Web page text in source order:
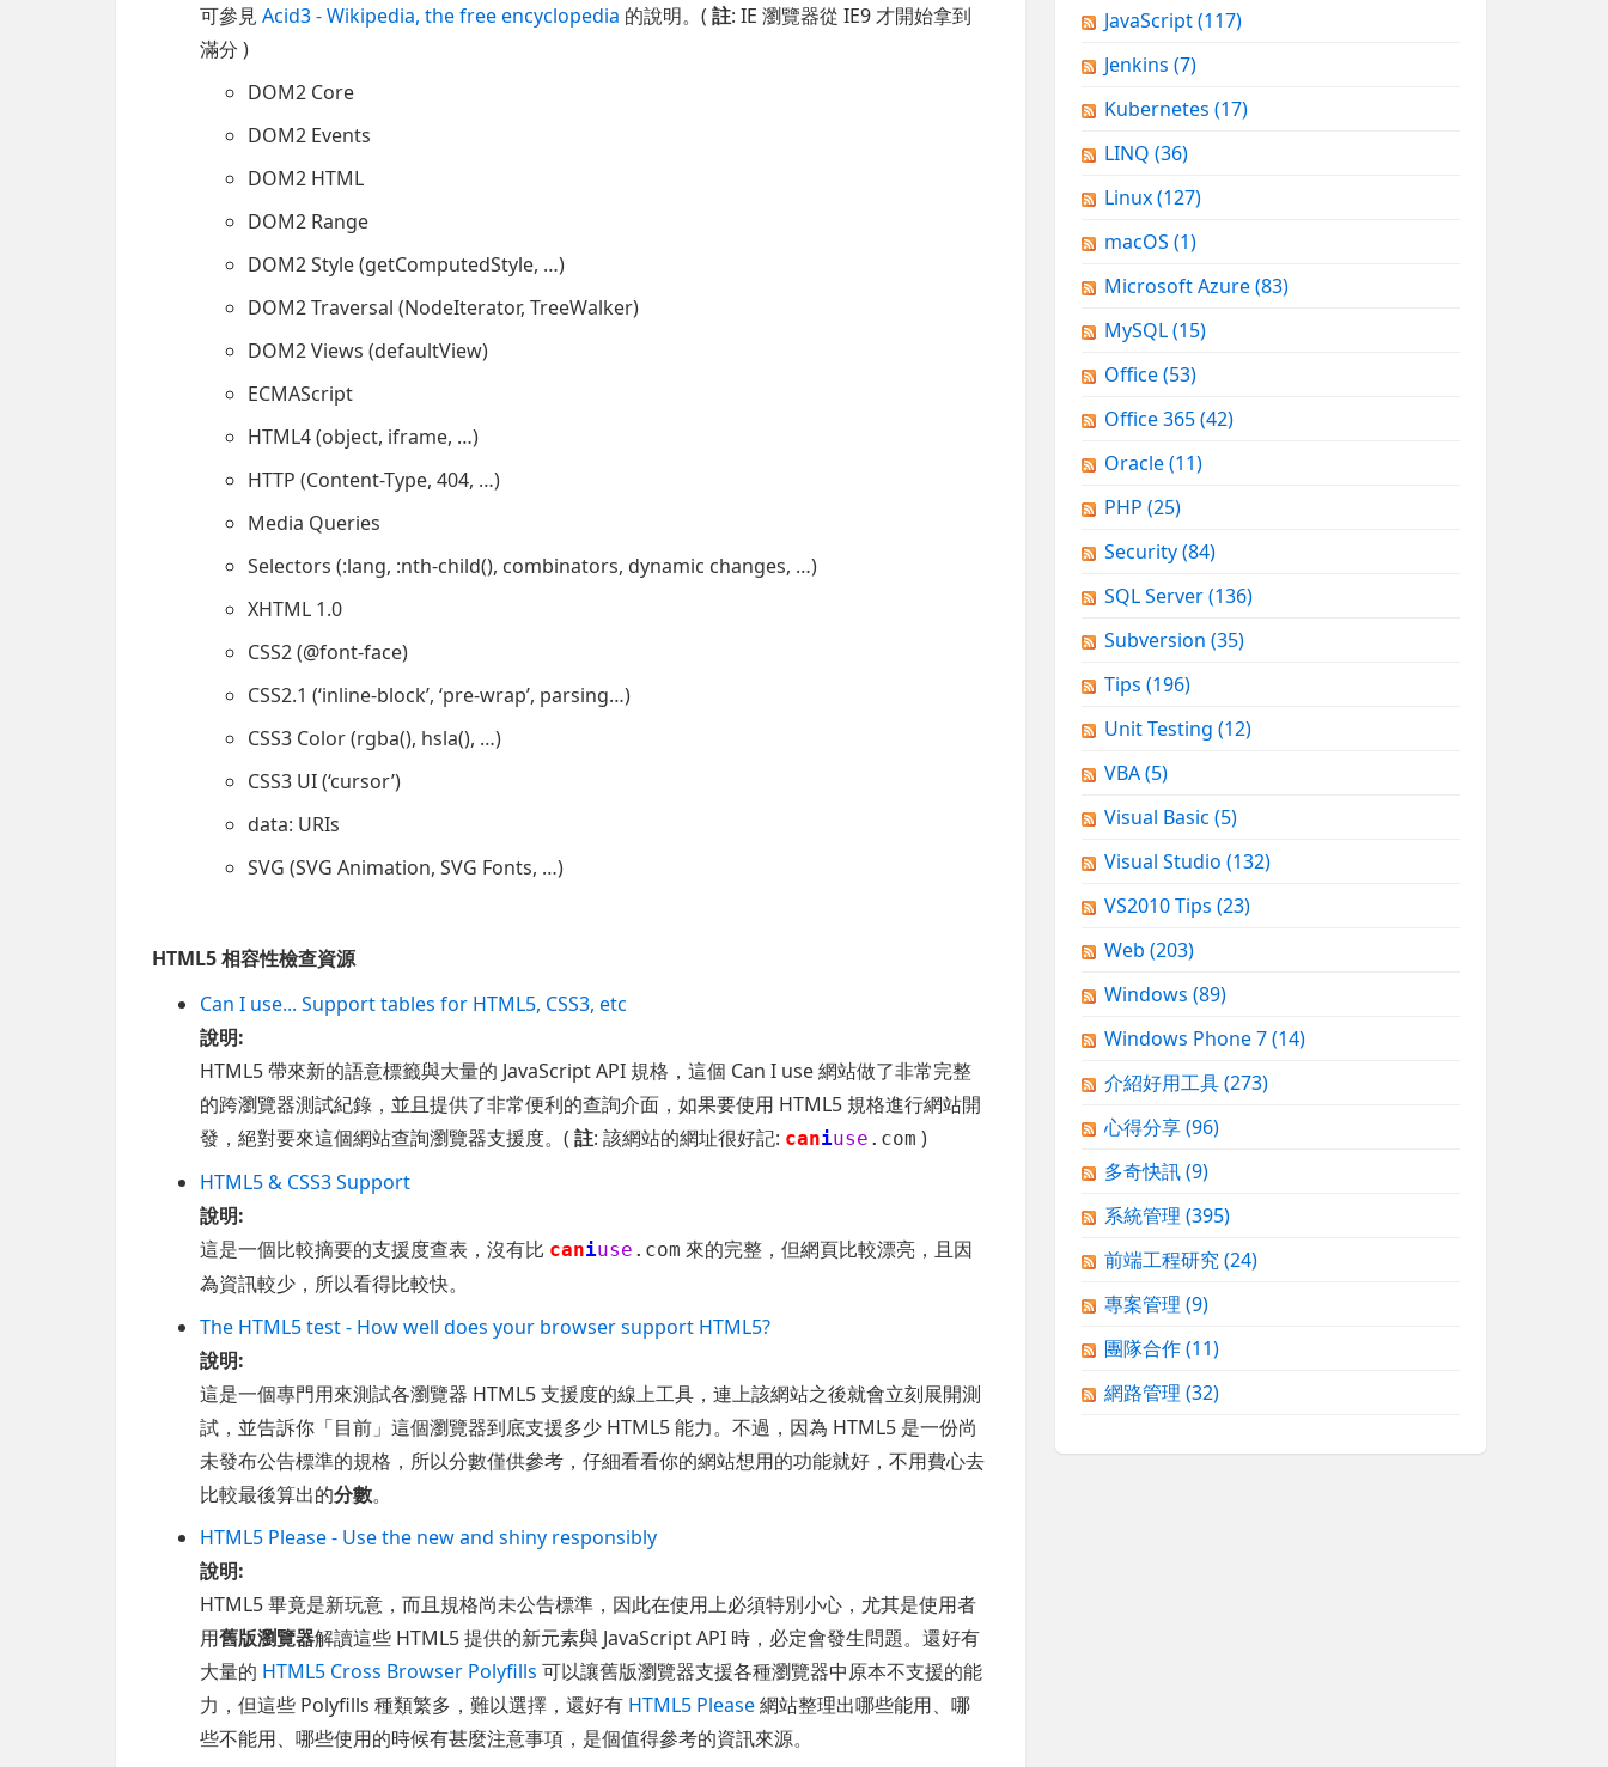
可參見Acid3 - Wikipedia, the free encyclopedia 的說明。(註: IE 瀏覽器從 IE9 才開始拿到
滿分 )
DOM2 Core
DOM2 Events
DOM2 HTML
DOM2 Range
DOM2 Style (getComputedStyle, …)
DOM2 Traversal (NodeIterator, TreeWalker)
DOM2 Views (defaultView)
ECMAScript
HTML4 (object, iframe, …)
HTTP (Content-Type, 404, …)
Media Queries
Selectors (:lang, :nth-child(), combinators, dynamic changes, …)
XHTML 1.0
CSS2 (@font-face)
CSS2.1 (‘inline-block’, ‘pre-wrap’, parsing…)
CSS3 Color (rgba(), hsla(), …)
CSS3 UI (‘cursor’)
data: URIs
SVG (SVG Animation, SVG Fonts, …)
HTML5 相容性檢查資源
Can I use... Support tables for HTML5, CSS3, etc
說明:
HTML5 帶來新的語意標籤與大量的 JavaScript API 規格，這個 Can I use 網站做了非常完整
的跨瀏覽器測試紀錄，並且提供了非常便利的查詢介面，如果要使用 HTML5 規格進行網站開
發，絕對要來這個網站查詢瀏覽器支援度。(註: 該網站的網址很好記: caniuse .com )
HTML5 & CSS3 Support
說明:
這是一個比較摘要的支援度查表，沒有比 caniuse .com 來的完整，但網頁比較漂亮，且因
為資訊較少，所以看得比較快。
The HTML5 test - How well does your browser support HTML5?
說明:
這是一個專門用來測試各瀏覽器 HTML5 支援度的線上工具，連上該網站之後就會立刻展開測
試，並告訴你「目前」這個瀏覽器到底支援多少 HTML5 能力。不過，因為 HTML5 是一份尚
未發布公告標準的規格，所以分數僅供參考，仔細看看你的網站想用的功能就好，不用費心去
比較最後算出的分數。
HTML5 Please - Use the new and shiny responsibly
說明:
HTML5 畢竟是新玩意，而且規格尚未公告標準，因此在使用上必須特別小心，尤其是使用者
用舊版瀏覽器解讀這些 HTML5 提供的新元素與 JavaScript API 時，必定會發生問題。還好有
大量的 HTML5 Cross Browser Polyfills 可以讓舊版瀏覽器支援各種瀏覽器中原本不支援的能
力，但這些 Polyfills 種類繁多，難以選擇，還好有 HTML5 Please網站整理出哪些能用、哪
些不能用、哪些使用的時候有甚麼注意事項，是個值得參考的資訊來源。
JavaScript(117)
Jenkins (7)
Kubernetes (17)
LINQ (36)
Linux(127)
macOS (1)
Microsoft Azure(83)
MySQL(15)
Office(53)
Office 365(42)
Oracle(11)
PHP (25)
Security(84)
SQL Server(136)
Subversion (35)
Tips (196)
Unit Testing (12)
VBA(5)
Visual Basic (5)
Visual Studio (132)
VS2010 Tips (23)
Web (203)
Windows (89)
Windows Phone 7(14)
介紹好用工具(273)
心得分享(96)
多奇快訊(9)
系統管理 (395)
前端工程研究(24)
專案管理 (9)
團隊合作(11)
網路管理 (32)